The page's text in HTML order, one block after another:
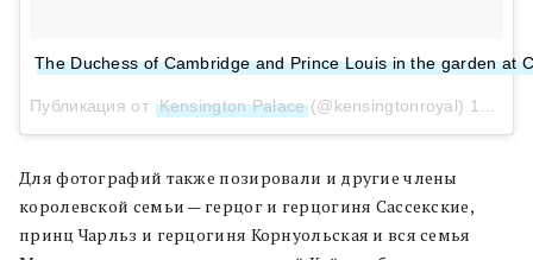
The Duchess of Cambridge and Prince Louis in the garden at
Публикация от Kensington Palace(@kensingtonroyal) 15 Июл 2018 в 2:30 PDT
Для фотографий также позировали и другие члены
королевской семьи — герцог и герцогиня Сассекские,
принц Чарльз и герцогиня Корнуольская и вся семья